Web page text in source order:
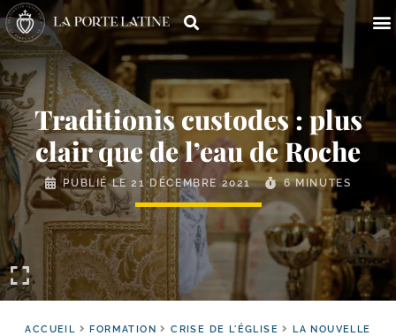
Traditionis custodes : plus
clair que de l’eau de Roche
PUBLIÉ LE21 DÉCEMBRE 2021 6 MINUTES
ACCUEIL FORMATION CRISE DE L'ÉGLISE
LA NOUVELLE